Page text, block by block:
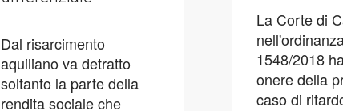
La Corte di
1548/2018
onere della
caso di
Dal risarcimento
aquiliano va detratto
soltanto la parte della
rendita sociale che